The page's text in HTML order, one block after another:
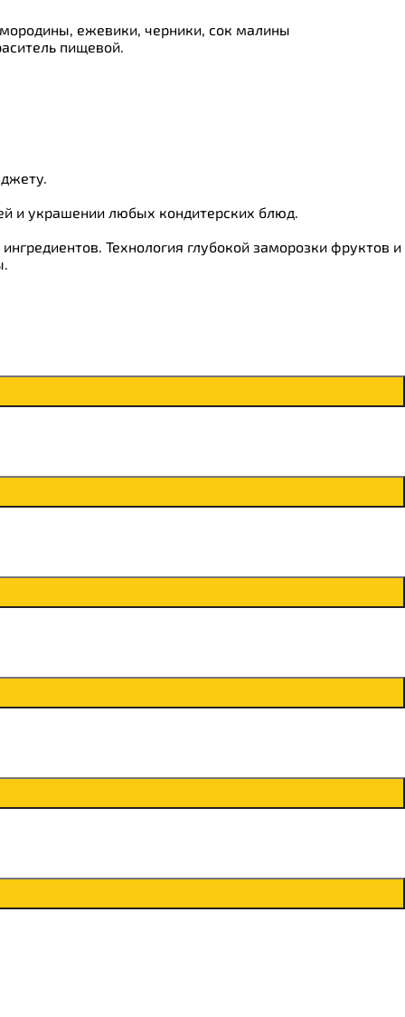
ежевики, черники, сок малины
пищевой.
и украшении любых кондитерских блюд.
Технология глубокой заморозки фруктов и